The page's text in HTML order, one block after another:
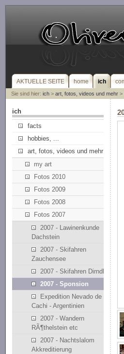
AKTUELLE SEITE home ich
Sie sind hier: ich> art, fotos, videos und mehr>
ich
facts
hobbies, ...
art, fotos, videos und mehr
my art
Fotos 2010
Fotos 2009
Fotos 2008
Fotos 2007
2007 - Lawinenkunde
Dachstein
2007 - Skifahren
Zauchensee
2007 - Skifahren Dirndllift
2007 - Sponsion
Expedition Nevado de
Cachi - Argentinien
2007 - Wandern
RÃ¶thelstein etc
2007 - Nachtslalom
Akkreditierung